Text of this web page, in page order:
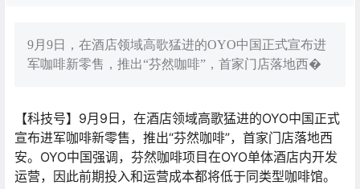
9月9日，在酒店领域高歌猛进的OYO中国正式宣布进
军咖啡新零售，推出“芬然咖啡”，首家门店落地西�
【科技号】9月9日，在酒店领域高歌猛进的OYO中国正式
宣布进军咖啡新零售，推出“芬然咖啡”，首家门店落地西
安。OYO中国强调，芬然咖啡项目在OYO单体酒店内开发
运营，因此前期投入和运营成本都将低于同类型咖啡馆。